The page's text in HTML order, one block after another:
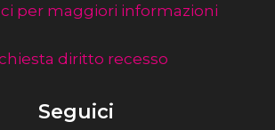
per maggiori informazioni
diritto recesso
Seguici